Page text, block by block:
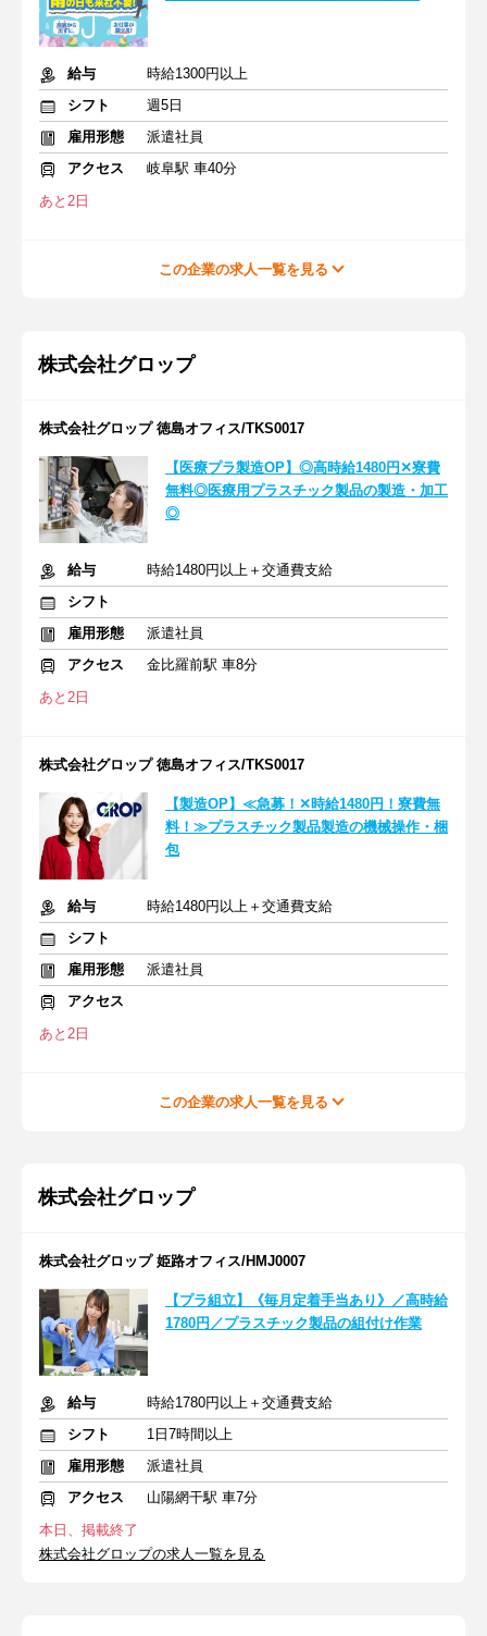
給与
時給1300円以上
シフト
週5日
雇用形態
派遣社員
アクセス
岐阜駅 車40分
あと2日
この企業の求人一覧を見る
株式会社グロップ
株式会社グロップ 徳島オフィス/TKS0017
【医療プラ製造OP】◎高時給1480円✕寮費
無料◎医療用プラスチック製品の製造・加工
◎
給与
時給1480円以上＋交通費支給
シフト
雇用形態
派遣社員
アクセス
金比羅前駅 車8分
あと2日
株式会社グロップ 徳島オフィス/TKS0017
【製造OP】≪急募！✕時給1480円！寮費無
料！≫プラスチック製品製造の機械操作・梱
包
給与
時給1480円以上＋交通費支給
シフト
雇用形態
派遣社員
アクセス
あと2日
この企業の求人一覧を見る
株式会社グロップ
株式会社グロップ 姫路オフィス/HMJ0007
【プラ組立】《毎月定着手当あり》／高時給
1780円／プラスチック製品の組付け作業
給与
時給1780円以上＋交通費支給
シフト
1日7時間以上
雇用形態
派遣社員
アクセス
山陽網干駅 車7分
本日、掲載終了
株式会社グロップの求人一覧を見る